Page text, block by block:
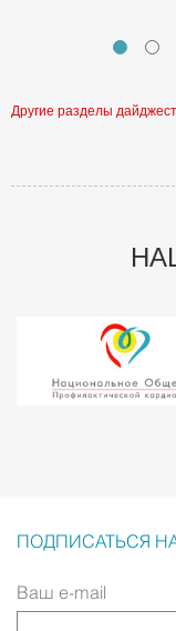
Другие разделы
ПОДПИСАТЬСЯ
Ваш e-mail